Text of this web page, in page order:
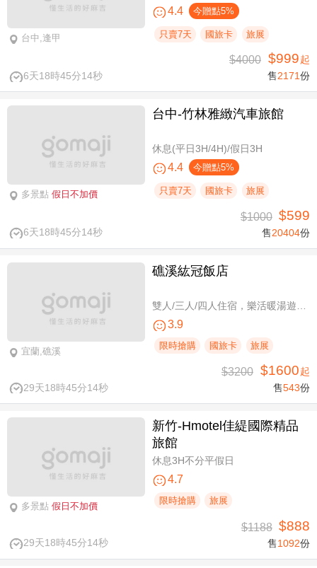
台中,逢甲
4.4 今贈點5%
只賣7天 國旅卡 旅展
6天18時45分14秒
$4000 $999起
售2171份
多景點 假日不加價
台中-竹林雅緻汽車旅館
休息(平日3H/4H)/假日3H
4.4 今贈點5%
只賣7天 國旅卡 旅展
6天18時45分14秒
$1000 $599
售20404份
宜蘭,礁溪
礁溪紘冠飯店
3.9
限時搶購 國旅卡 旅展
29天18時45分14秒
$3200 $1600起
售543份
多景點 假日不加價
新竹-Hmotel佳緹國際精品
旅館
休息3H不分平假日
4.7
限時搶購 旅展
29天18時45分14秒
$1188 $888
售1092份